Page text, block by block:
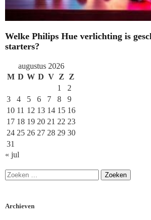
Welke Philips Hue verlichting is
starters?
augustus 2026
M D W D V Z
Z
1
2
3
4 5 6 7 8
9
10 11 12 13 14 15 16
17 18 19 20 21 22 23
24 25 26 27 28 29 30
31
« jul
Archieven